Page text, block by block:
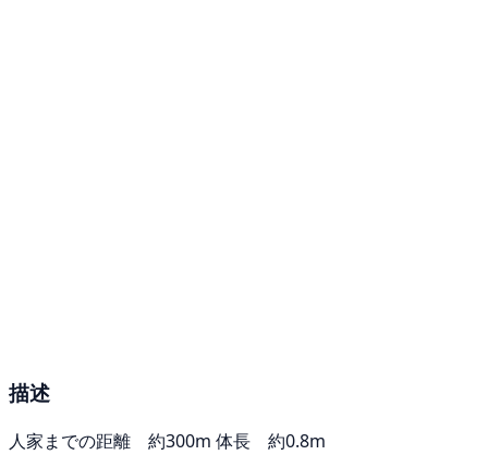
描述
人家までの距離 約300m 体長 約0.8m